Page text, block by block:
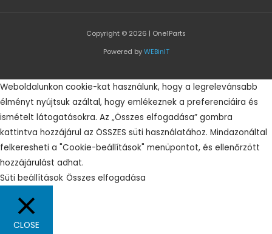
Copyright © 2026 | One1Parts
Powered by WEBinIT
Weboldalunkon cookie-kat használunk, hogy a legrelevánsabb
élményt nyújtsuk azáltal, hogy emlékeznek a preferenciáira és
ismételt látogatásokra. Az „Összes elfogadása” gombra
kattintva hozzájárul az ÖSSZES süti használatához. Mindazonáltal
felkeresheti a "Cookie-beállítások" menüpontot, és ellenőrzött
hozzájárulást adhat.
Süti beállítások Összes elfogadása
CLOSE